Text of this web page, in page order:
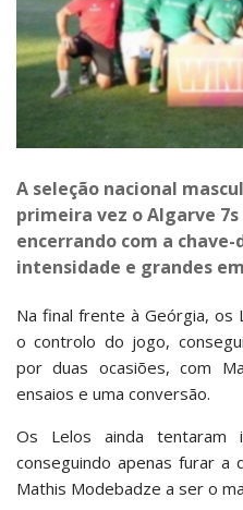
A seleção nacional
primeira vez o Algarve
encerrando com a
intensidade e grandes
Na final frente à Geórgia, os
o controlo do jogo,
por duas ocasiões, com
ensaios e uma conversão.
Os Lelos ainda tentaram
conseguindo apenas furar a
Mathis Modebadze a ser o